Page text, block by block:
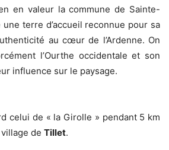
en valeur la commune de Sainte-
terre d’accueil reconnue pour sa
au cœur de l’Ardenne. On
l’Ourthe occidentale et son
influence sur le paysage.
celui de « la Girolle » pendant 5 km
de Tillet.